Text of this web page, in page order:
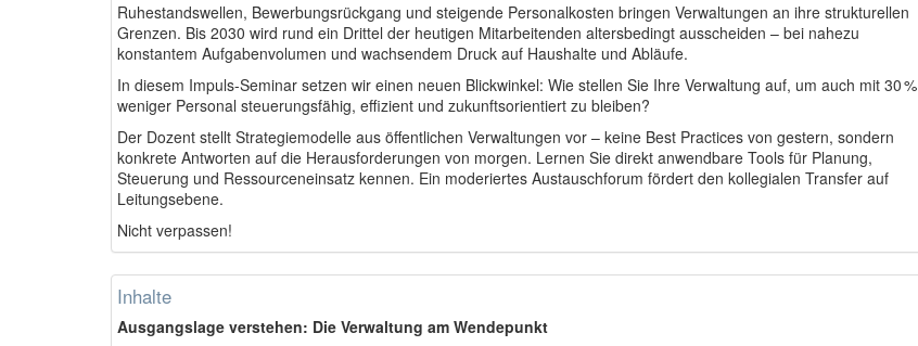
Ruhestandswellen, Bewerbungsrückgang und steigende Personalkosten bringen Verwaltungen an ihre strukturellen
Grenzen. Bis 2030 wird rund ein Drittel der heutigen Mitarbeitenden altersbedingt ausscheiden – bei nahezu
konstantem Aufgabenvolumen und wachsendem Druck auf Haushalte und Abläufe.
In diesem Impuls-Seminar setzen wir einen neuen Blickwinkel: Wie stellen Sie Ihre Verwaltung auf, um auch mit 30 %
weniger Personal steuerungsfähig, effizient und zukunftsorientiert zu bleiben?
Der Dozent stellt Strategiemodelle aus öffentlichen Verwaltungen vor – keine Best Practices von gestern, sondern
konkrete Antworten auf die Herausforderungen von morgen. Lernen Sie direkt anwendbare Tools für Planung,
Steuerung und Ressourceneinsatz kennen. Ein moderiertes Austauschforum fördert den kollegialen Transfer auf
Leitungsebene.
Nicht verpassen!
Inhalte
Ausgangslage verstehen: Die Verwaltung am Wendepunkt